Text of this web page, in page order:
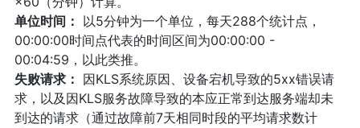
单位时间： 以5分钟为一个单位，每天288个统计点，
00:00:00时间点代表的时间区间为00:00:00 -
00:04:59，以此类推。
失败请求： 因KLS系统原因、设备宕机导致的5xx错误请
求，以及因KLS服务故障导致的本应正常到达服务端却未
到达的请求（通过故障前7天相同时段的平均请求数计